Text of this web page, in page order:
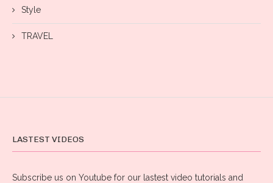
Style
TRAVEL
LASTEST VIDEOS
Subscribe us on Youtube for our lastest video tutorials and